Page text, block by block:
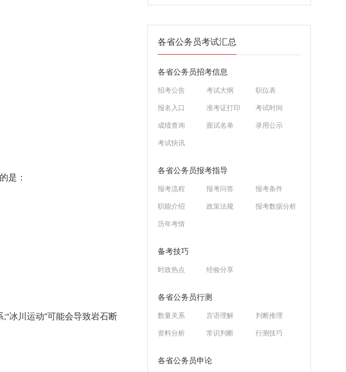
是：
冰川运动”可能会导致岩石断
各省公务员考试汇总
各省公务员招考信息
招考公告 考试大纲 职位表
报名入口 准考证打印 考试时间
成绩查询 面试名单 录用公示
考试快讯
各省公务员报考指导
报考流程 报考问答 报考条件
职能介绍 政策法规 报考数据分析
历年考情
备考技巧
时政热点 经验分享
各省公务员行测
数量关系 言语理解 判断推理
资料分析 常识判断 行测技巧
各省公务员申论